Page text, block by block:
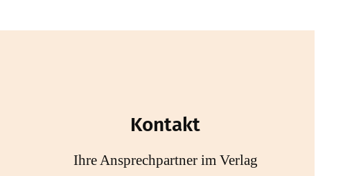
Kontakt
Ihre Ansprechpartner im Verlag